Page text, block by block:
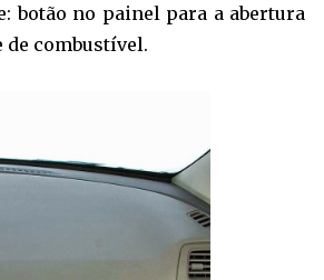
botão no painel para a abertura
de combustível.